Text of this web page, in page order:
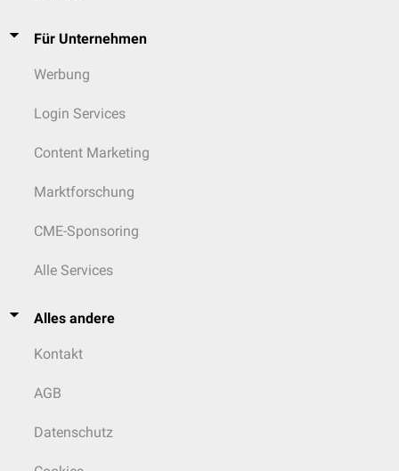
Für Unternehmen
Werbung
Login Services
Content Marketing
Marktforschung
CME-Sponsoring
Alle Services
Alles andere
Kontakt
AGB
Datenschutz